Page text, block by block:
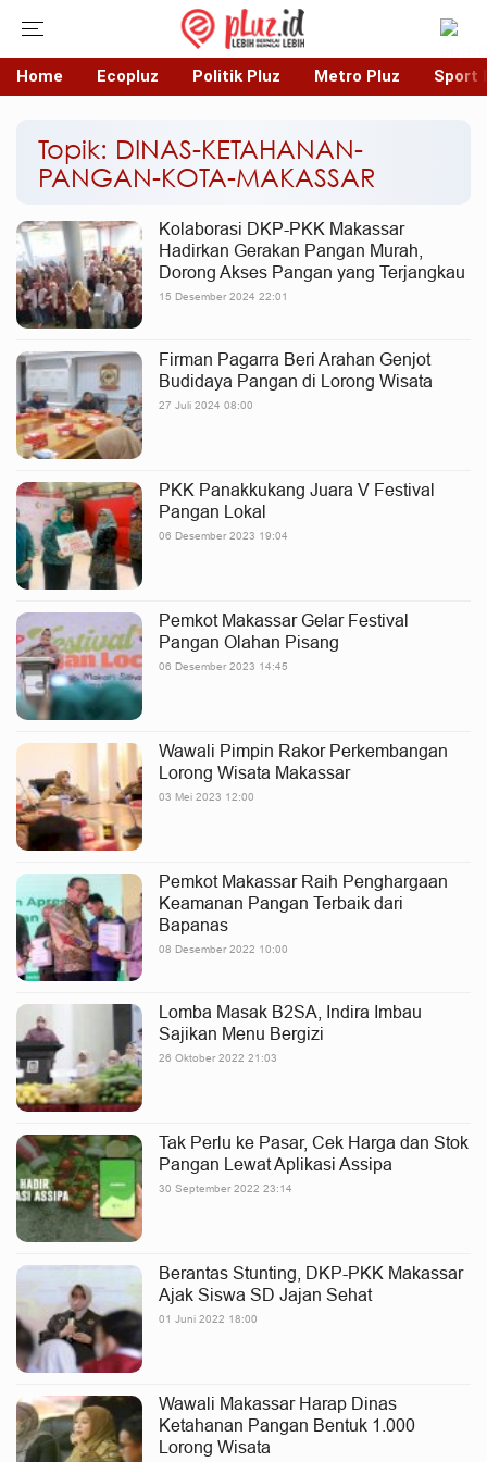
Home Ecopluz Politik Pluz Metro Pluz Sport
Topik: DINAS-KETAHANAN-
PANGAN-KOTA-MAKASSAR
Kolaborasi DKP-PKK Makassar
Hadirkan Gerakan Pangan Murah,
Dorong Akses Pangan yang Terjangkau
15 Desember 2024 22:01
Firman Pagarra Beri Arahan Genjot
Budidaya Pangan di Lorong Wisata
27 Juli 2024 08:00
PKK Panakkukang Juara V Festival
Pangan Lokal
06 Desember 2023 19:04
Pemkot Makassar Gelar Festival
Pangan Olahan Pisang
06 Desember 2023 14:45
Wawali Pimpin Rakor Perkembangan
Lorong Wisata Makassar
03 Mei 2023 12:00
Pemkot Makassar Raih Penghargaan
Keamanan Pangan Terbaik dari
Bapanas
08 Desember 2022 10:00
Lomba Masak B2SA, Indira Imbau
Sajikan Menu Bergizi
26 Oktober 2022 21:03
Tak Perlu ke Pasar, Cek Harga dan Stok
Pangan Lewat Aplikasi Assipa
30 September 2022 23:14
Berantas Stunting, DKP-PKK Makassar
Ajak Siswa SD Jajan Sehat
01 Juni 2022 18:00
Wawali Makassar Harap Dinas
Ketahanan Pangan Bentuk 1.000
Lorong Wisata